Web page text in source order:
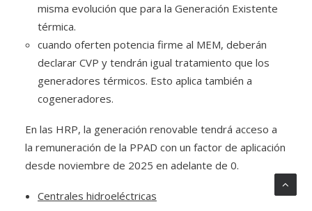
misma evolución que para la Generación Existente
térmica.
cuando oferten potencia firme al MEM, deberán
declarar CVP y tendrán igual tratamiento que los
generadores térmicos. Esto aplica también a
cogeneradores.
En las HRP, la generación renovable tendrá acceso a
la remuneración de la PPAD con un factor de aplicación
desde noviembre de 2025 en adelante de 0.
Centrales hidroeléctricas